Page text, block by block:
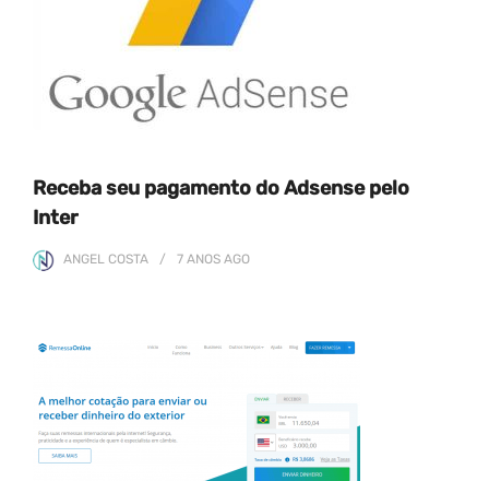
Receba seu pagamento do Adsense pelo
Inter
ANGEL COSTA 7 ANOS AGO